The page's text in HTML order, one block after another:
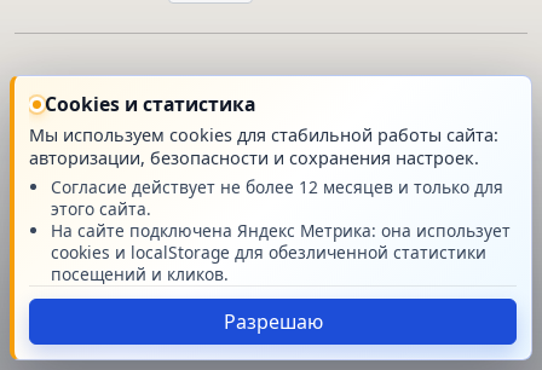
Cookies и статистика
Мы используем cookies для стабильной работы сайта:
авторизации, безопасности и сохранения настроек.
Согласие действует не более 12 месяцев и только для
этого сайта.
На сайте подключена Яндекс Метрика: она использует
cookies и localStorage для обезличенной статистики
посещений и кликов.
Разрешаю